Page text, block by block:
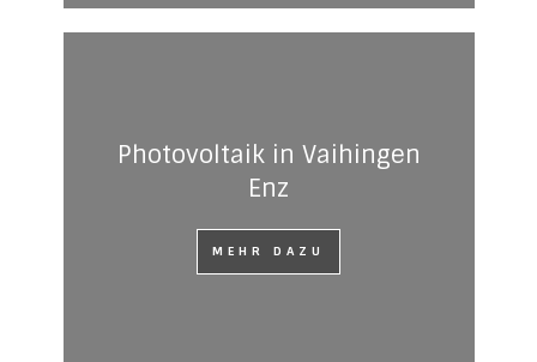
Photovoltaik in Vaihingen
Enz
MEHR DAZU